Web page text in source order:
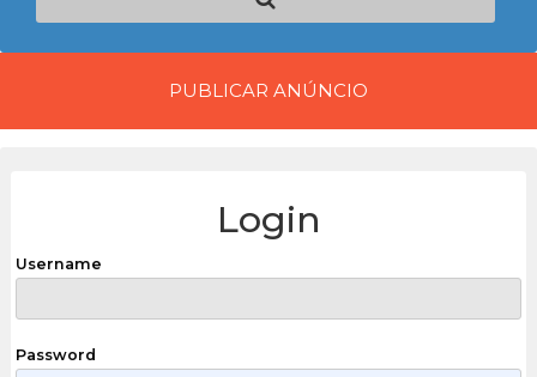
PUBLICAR ANÚNCIO
Login
Username
Password